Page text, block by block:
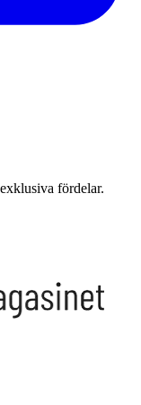
fördelar.